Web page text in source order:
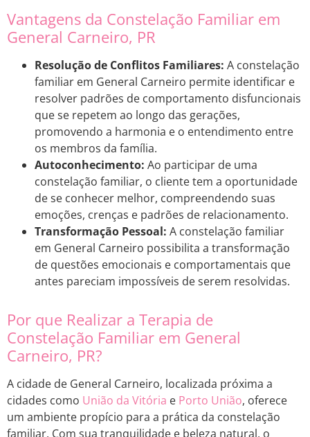
Vantagens da Constelação Familiar em
General Carneiro, PR
Resolução de Conflitos Familiares: A constelação
familiar em General Carneiro permite identificar e
resolver padrões de comportamento disfuncionais
que se repetem ao longo das gerações,
promovendo a harmonia e o entendimento entre
os membros da família.
Autoconhecimento: Ao participar de uma
constelação familiar, o cliente tem a oportunidade
de se conhecer melhor, compreendendo suas
emoções, crenças e padrões de relacionamento.
Transformação Pessoal: A constelação familiar
em General Carneiro possibilita a transformação
de questões emocionais e comportamentais que
antes pareciam impossíveis de serem resolvidas.
Por que Realizar a Terapia de
Constelação Familiar em General
Carneiro, PR?
A cidade de General Carneiro, localizada próxima a
cidades como União da Vitória e Porto União, oferece
um ambiente propício para a prática da constelação
familiar. Com sua tranquilidade e beleza natural, o